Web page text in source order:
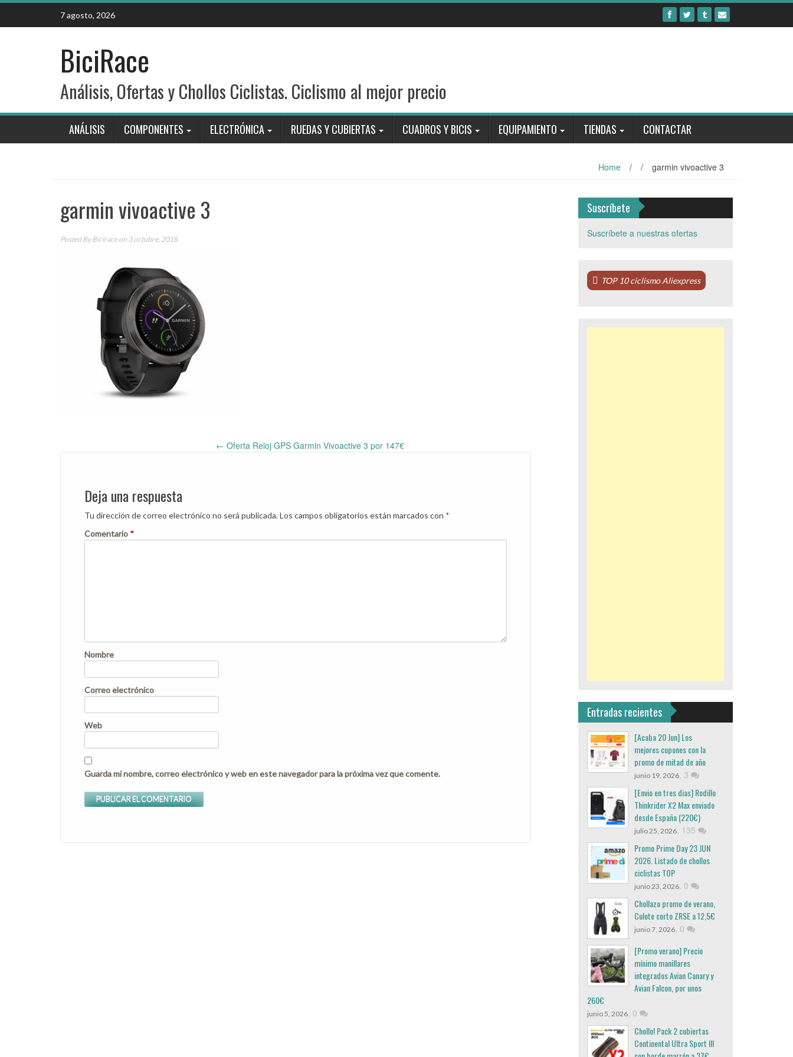
Skip
content
7 agosto, 2026
BiciRace
Análisis, Ofertas y Chollos Ciclistas. Ciclismo al mejor precio
ANÁLISIS COMPONENTES ELECTRÓNICA RUEDAS Y CUBIERTAS CUADROS Y BICIS EQUIPAMIENTO TIENDAS CONTACTAR
Home / / garmin vivoactive 3
garmin vivoactive 3
Posted ByBiciraceon 3 octubre, 2018
Post
navigation
← Oferta Reloj GPS Garmin Vivoactive 3 por 147€
Deja una respuesta
Tu dirección de correo electrónico no será publicada.Los campos obligatorios están marcados con *
Comentario *
Nombre
Correo electrónico
Web
Guarda mi nombre, correo electrónico y web en este navegador para la próxima vez que comente.
Suscríbete
Suscríbete a nuestras ofertas
TOP 10 ciclismo Aliexpress
Entradas recientes
[Acaba 20 Jun] Los
mejores cupones con la
promo de mitad de año
junio 19, 2026, 3
[Envio en tres dias] Rodillo
Thinkrider X2 Max enviado
desde España (220€)
julio 25, 2026, 135
Promo Prime Day 23 JUN
2026. Listado de chollos
ciclistas TOP
junio 23, 2026, 0
Chollazo promo de verano,
Culote corto ZRSE a 12,5€
junio 7, 2026, 0
[Promo verano] Precio
mínimo manillares
integrados Avian Canary y
Avian Falcon, por unos
260€
junio 5, 2026, 0
Chollo! Pack 2 cubiertas
Continental Ultra Sport III